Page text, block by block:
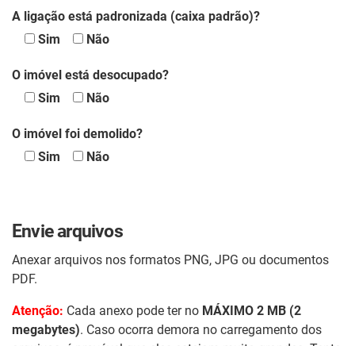
A ligação está padronizada (caixa padrão)?
Sim
Não
O imóvel está desocupado?
Sim
Não
O imóvel foi demolido?
Sim
Não
Envie arquivos
Anexar arquivos nos formatos PNG, JPG ou documentos
PDF.
Atenção: Cada anexo pode ter no MÁXIMO 2 MB (2
megabytes). Caso ocorra demora no carregamento dos